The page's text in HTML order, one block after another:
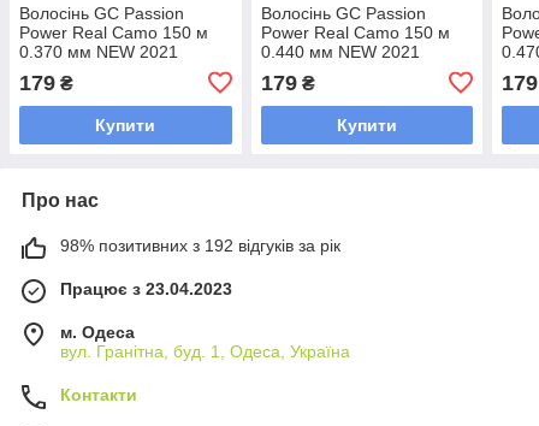
Волосінь GC Passion
Power Real Camo 150 м
0.370 мм NEW 2021
179 ₴
Купити
Волосінь GC Passion
Power Real Camo 150 м
0.440 мм NEW 2021
179₴
Купити
179
Про нас
98% позитивних з 192 відгуків за рік
Працює з 23.04.2023
м. Одеса
вул. Гранітна, буд. 1, Одеса, Україна
Контакти